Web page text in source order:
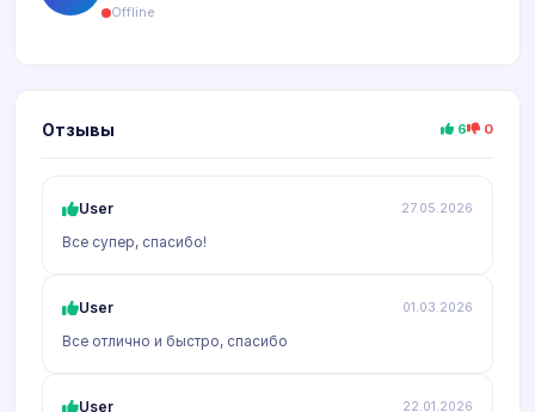
Offline
Отзывы 6 0
User 27.05.2026
Все супер, спасибо!
User 01.03.2026
Все отлично и быстро, спасибо
User 22.01.2026